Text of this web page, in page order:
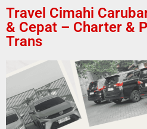
Travel Cimahi
& Cepat – Charter &
Trans